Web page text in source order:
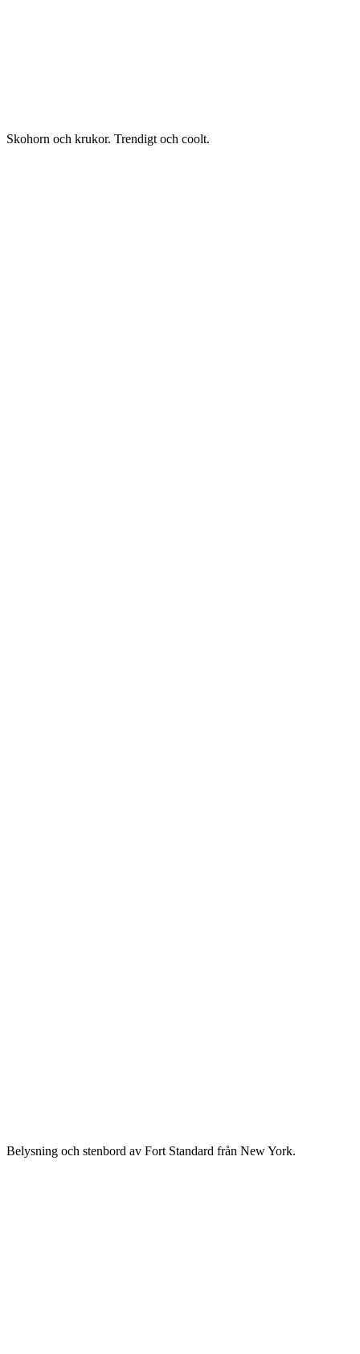
Skohorn och krukor. Trendigt och coolt.
Belysning och stenbord av Fort Standard från New York.